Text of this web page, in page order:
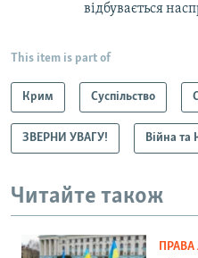
відбувається
This item is part of
Крим Суспільство
ЗВЕРНИ УВАГУ! Війна та
Читайте також